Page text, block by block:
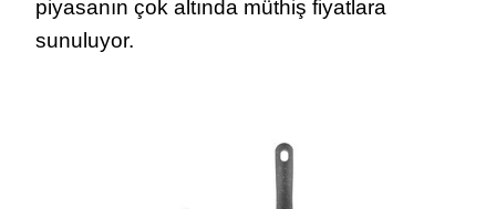
piyasanın çok altında müthiş fiyatlara
sunuluyor.